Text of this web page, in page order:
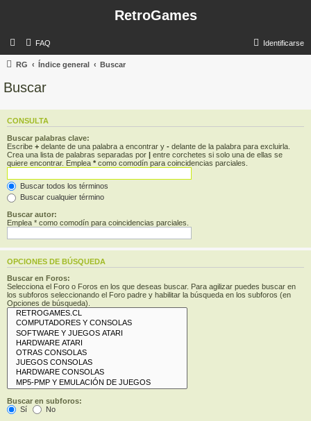
RetroGames
FAQ Identificarse
RG Índice general Buscar
Buscar
CONSULTA
Buscar palabras clave:
Escribe + delante de una palabra a encontrar y - delante de la palabra para excluirla.
Crea una lista de palabras separadas por | entre corchetes si solo una de ellas se
quiere encontrar. Emplea * como comodín para coincidencias parciales.
Buscar todos los términos
Buscar cualquier término
Buscar autor:
Emplea * como comodín para coincidencias parciales.
OPCIONES DE BÚSQUEDA
Buscar en Foros:
Selecciona el Foro o Foros en los que deseas buscar. Para agilizar puedes buscar en
los subforos seleccionando el Foro padre y habilitar la búsqueda en los subforos (en
Opciones de búsqueda).
Buscar en subforos:
Sí
No